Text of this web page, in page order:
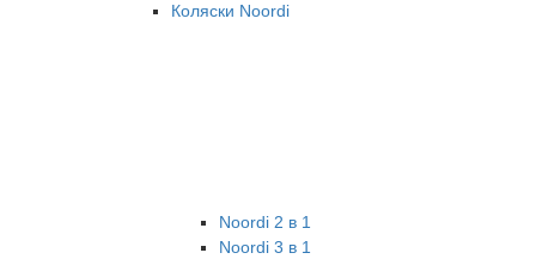
Коляски Noordi
Noordi 2 в 1
Noordi 3 в 1